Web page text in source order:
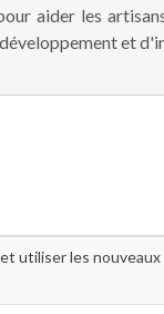
aider les
et
utiliser les